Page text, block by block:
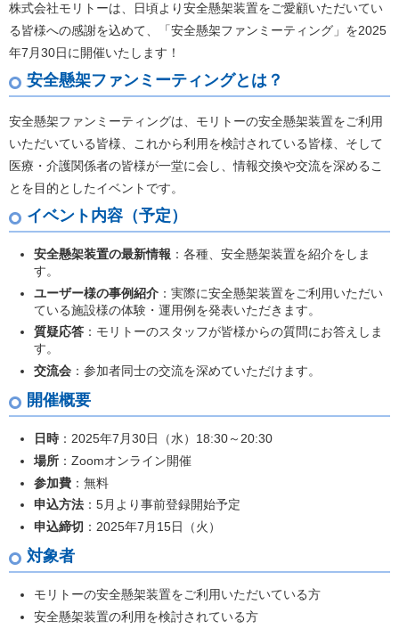
株式会社モリトーは、日頃より安全懸架装置をご愛顧いただいてい
る皆様への感謝を込めて、「安全懸架ファンミーティング」を2025
年7月30日に開催いたします！
安全懸架ファンミーティングとは？
安全懸架ファンミーティングは、モリトーの安全懸架装置をご利用
いただいている皆様、これから利用を検討されている皆様、そして
医療・介護関係者の皆様が一堂に会し、情報交換や交流を深めるこ
とを目的としたイベントです。
イベント内容（予定）
安全懸架装置の最新情報 ：各種、安全懸架装置を紹介をしま
す。
ユーザー様の事例紹介 ：実際に安全懸架装置をご利用いただい
ている施設様の体験・運用例を発表いただきます。
質疑応答 ：モリトーのスタッフが皆様からの質問にお答えしま
す。
交流会 ：参加者同士の交流を深めていただけます。
開催概要
日時 ：2025年7月30日（水）18:30～20:30
場所 ：Zoomオンライン開催
参加費 ：無料
申込方法 ：5月より事前登録開始予定
申込締切 ：2025年7月15日（火）
対象者
モリトーの安全懸架装置をご利用いただいている方
安全懸架装置の利用を検討されている方